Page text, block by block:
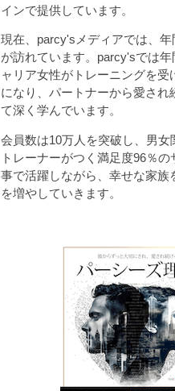
インで提供しています。
現在、parcy'sメディアでは、年
が訪れています。parcy'sでは年
ャリア女性がトレーニングを受
になり、パートナーから愛され
て深く学んでいます。
会員数は10万人を突破し、男女
トレーナーがつく満足度96％
事で活躍しながら、幸せな家族
を増やしていきます。